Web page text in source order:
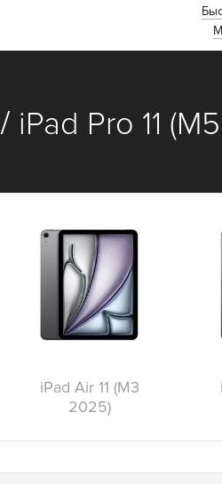
/ iPad Pro 11
iPad Air 11 (M3
2025)